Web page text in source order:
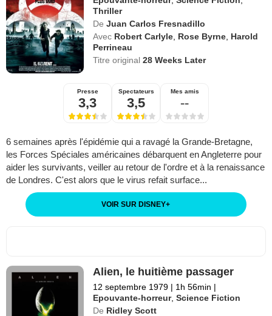
Thriller
De Juan Carlos Fresnadillo
Avec Robert Carlyle Rose Byrne Harold
Perrineau
Titre original28 Weeks Later
Presse
3,3
Spectateurs
3,5
Mes amis
--
6 semaines après l'épidémie qui a ravagé la Grande-Bretagne,
les Forces Spéciales américaines débarquent en Angleterre pour
aider les survivants, veiller au retour de l'ordre et à la renaissance
de Londres. C'est alors que le virus refait surface...
VOIR SUR DISNEY+
Alien, le huitième passager
12 septembre 1979 | 1h 56min |
Epouvante-horreur,Science Fiction
De Ridley Scott